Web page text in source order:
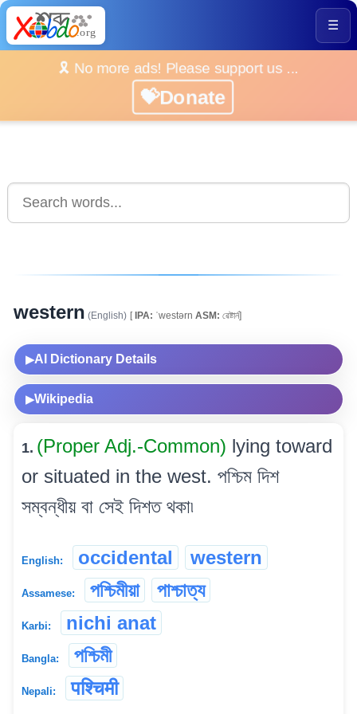
☰
🎗️ No more ads! Please support us ...
💝Donate
western (English) [IPA: ˈwestərn ASM: ৱেষ্টাৰ্ন]
▶AI Dictionary Details
▶Wikipedia
1. (Proper Adj.-Common) lying toward
or situated in the west. পশ্চিম দিশ
সম্বন্ধীয় বা সেই দিশত থকা৷
English: occidental western
Assamese: পশ্চিমীয়া পাশ্চাত্য
Karbi: nichi anat
Bangla: পশ্চিমী
Nepali: पश्चिमी